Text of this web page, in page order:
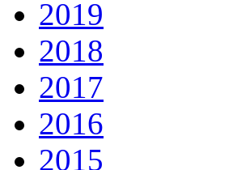
2019
2018
2017
2016
2015